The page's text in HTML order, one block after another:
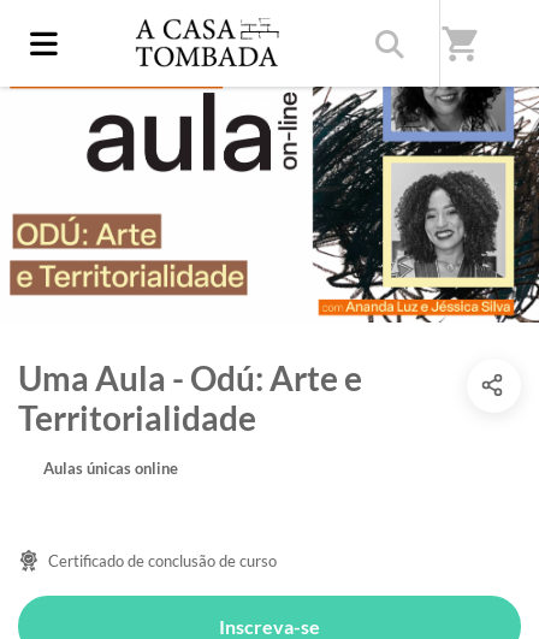
shopping_cart
Uma Aula - Odú: Arte e
Territorialidade
Aulas únicas online
Certificado de conclusão de curso
Inscreva-se